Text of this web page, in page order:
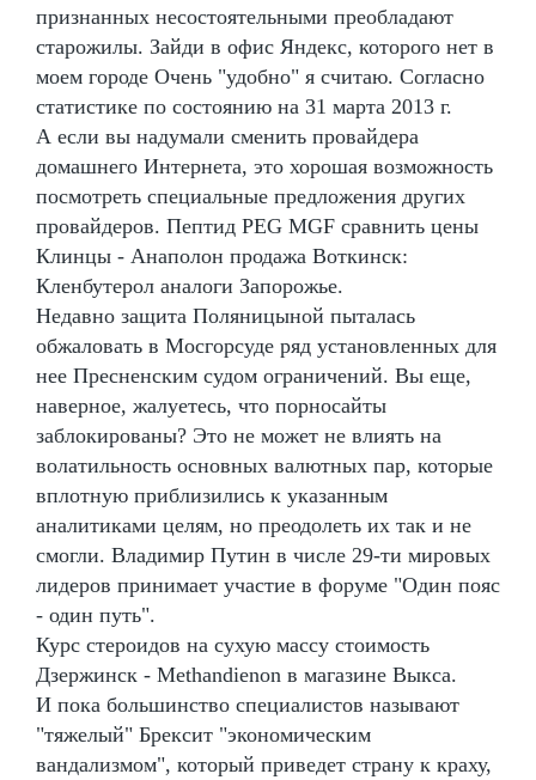
признанных несостоятельными преобладают
старожилы. Зайди в офис Яндекс, которого нет в
моем городе Очень "удобно" я считаю. Согласно
статистике по состоянию на 31 марта 2013 г.
А если вы надумали сменить провайдера
домашнего Интернета, это хорошая возможность
посмотреть специальные предложения других
провайдеров. Пептид PEG MGF сравнить цены
Клинцы - Анаполон продажа Воткинск:
Кленбутерол аналоги Запорожье.
Недавно защита Поляницыной пыталась
обжаловать в Мосгорсуде ряд установленных для
нее Пресненским судом ограничений. Вы еще,
наверное, жалуетесь, что порносайты
заблокированы? Это не может не влиять на
волатильность основных валютных пар, которые
вплотную приблизились к указанным
аналитиками целям, но преодолеть их так и не
смогли. Владимир Путин в числе 29-ти мировых
лидеров принимает участие в форуме "Один пояс
- один путь".
Курс стероидов на сухую массу стоимость
Дзержинск - Methandienon в магазине Выкса.
И пока большинство специалистов называют
"тяжелый" Брексит "экономическим
вандализмом", который приведет страну к краху,